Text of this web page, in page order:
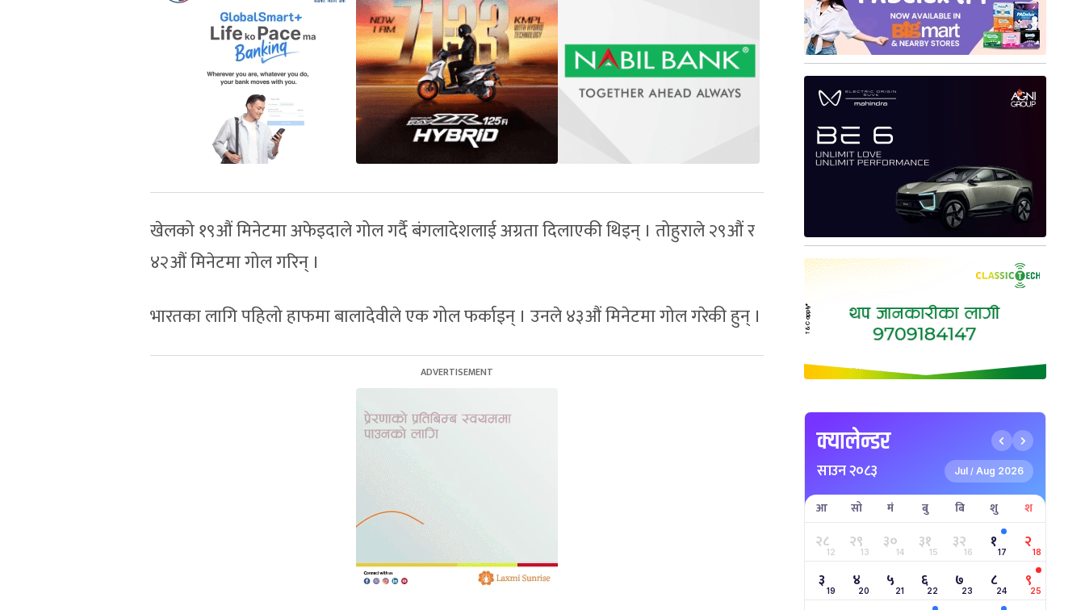
खेलको १९औं मिनेटमा अफेइदाले गोल गर्दै बंगलादेशलाई अग्रता दिलाएकी थिइन् । तोहुराले २९औं र
४२औं मिनेटमा गोल गरिन् ।
भारतका लागि पहिलो हाफमा बालादेवीले एक गोल फर्काइन् । उनले ४३औं मिनेटमा गोल गरेकी हुन् ।
क्यालेन्डर
साउन २०८३ Jul / Aug 2026
आ सो मं बु बि शु श
२८12 २९13 ३०14 ३१15 ३२16 १17 २18
३ 19 ४20 ५ 21 ६22 ७23 ८24 ९25